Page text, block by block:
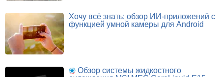
Хочу всё знать: обзор ИИ-приложений с
функцией умной камеры для Android
Обзор системы жидкостного